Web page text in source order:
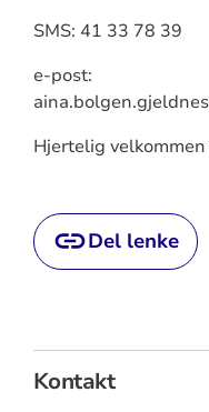
SMS: 41 33 78 39
e-post:
Hjertelig
Del lenke
Kontakt